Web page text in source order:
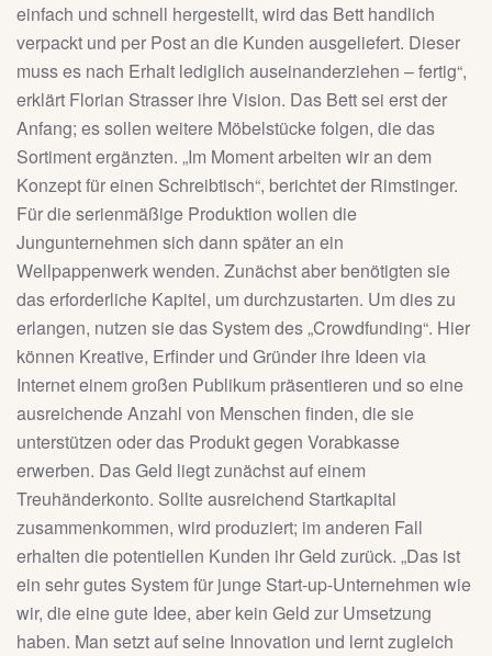
einfach und schnell hergestellt, wird das Bett handlich
verpackt und per Post an die Kunden ausgeliefert. Dieser
muss es nach Erhalt lediglich auseinanderziehen – fertig“,
erklärt Florian Strasser ihre Vision. Das Bett sei erst der
Anfang; es sollen weitere Möbelstücke folgen, die das
Sortiment ergänzten. „Im Moment arbeiten wir an dem
Konzept für einen Schreibtisch“, berichtet der Rimstinger.
Für die serienmäßige Produktion wollen die
Jungunternehmen sich dann später an ein
Wellpappenwerk wenden. Zunächst aber benötigten sie
das erforderliche Kapitel, um durchzustarten. Um dies zu
erlangen, nutzen sie das System des „Crowdfunding“. Hier
können Kreative, Erfinder und Gründer ihre Ideen via
Internet einem großen Publikum präsentieren und so eine
ausreichende Anzahl von Menschen finden, die sie
unterstützen oder das Produkt gegen Vorabkasse
erwerben. Das Geld liegt zunächst auf einem
Treuhänderkonto. Sollte ausreichend Startkapital
zusammenkommen, wird produziert; im anderen Fall
erhalten die potentiellen Kunden ihr Geld zurück. „Das ist
ein sehr gutes System für junge Start-up-Unternehmen wie
wir, die eine gute Idee, aber kein Geld zur Umsetzung
haben. Man setzt auf seine Innovation und lernt zugleich